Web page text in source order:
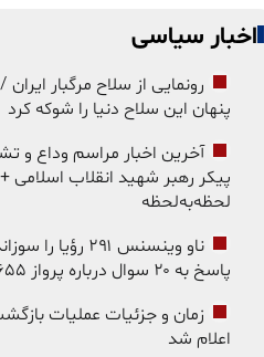
اخبار سیاسی
رونمایی از سلاح مرگبار ایران
پنهان این سلاح دنیا را شوکه کرد
آخرین اخبار مراسم وداع و
پیکر رهبر شهید انقلاب
لحظه‌به‌لحظه
ناو وینسنس ۲۹۱ رؤیا را
پاسخ به ۲۰ سوال درباره پرواز ۶۵۵
زمان و جزئیات عملیات
اعلام شد